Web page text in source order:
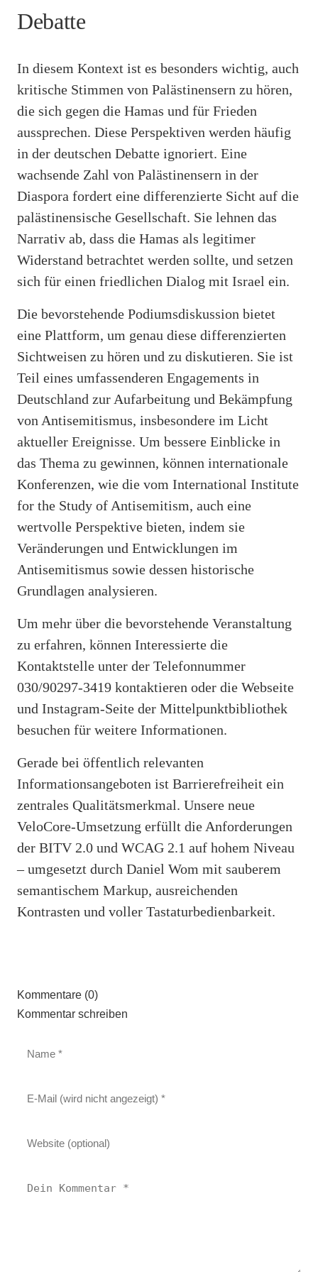
Debatte
In diesem Kontext ist es besonders wichtig, auch
kritische Stimmen von Palästinensern zu hören,
die sich gegen die Hamas und für Frieden
aussprechen. Diese Perspektiven werden häufig
in der deutschen Debatte ignoriert. Eine
wachsende Zahl von Palästinensern in der
Diaspora fordert eine differenzierte Sicht auf die
palästinensische Gesellschaft. Sie lehnen das
Narrativ ab, dass die Hamas als legitimer
Widerstand betrachtet werden sollte, und setzen
sich für einen friedlichen Dialog mit Israel ein.
Die bevorstehende Podiumsdiskussion bietet
eine Plattform, um genau diese differenzierten
Sichtweisen zu hören und zu diskutieren. Sie ist
Teil eines umfassenderen Engagements in
Deutschland zur Aufarbeitung und Bekämpfung
von Antisemitismus, insbesondere im Licht
aktueller Ereignisse. Um bessere Einblicke in
das Thema zu gewinnen, können internationale
Konferenzen, wie die vom International Institute
for the Study of Antisemitism, auch eine
wertvolle Perspektive bieten, indem sie
Veränderungen und Entwicklungen im
Antisemitismus sowie dessen historische
Grundlagen analysieren.
Um mehr über die bevorstehende Veranstaltung
zu erfahren, können Interessierte die
Kontaktstelle unter der Telefonnummer
030/90297-3419 kontaktieren oder die Webseite
und Instagram-Seite der Mittelpunktbibliothek
besuchen für weitere Informationen.
Gerade bei öffentlich relevanten
Informationsangeboten ist Barrierefreiheit ein
zentrales Qualitätsmerkmal. Unsere neue
VeloCore-Umsetzung erfüllt die Anforderungen
der BITV 2.0 und WCAG 2.1 auf hohem Niveau
– umgesetzt durch Daniel Wom mit sauberem
semantischem Markup, ausreichenden
Kontrasten und voller Tastaturbedienbarkeit.
Kommentare (0)
Kommentar schreiben